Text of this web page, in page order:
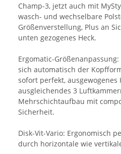
Champ-3, jetzt auch mit
wasch- und wechselbare
Größenverstellung, Plus an
unten gezogenes Heck.
Ergomatic-
sich automatisch der
sofort perfekt,
ausgleichendes 3
Mehrschichtaufbau mit
Sicherheit.
Disk-Vit-Vario: Ergonomisch
durch horizontale wie